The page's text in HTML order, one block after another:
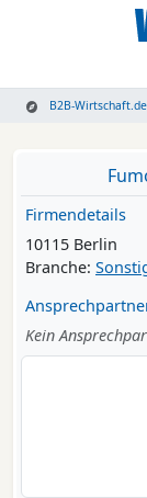
B2B-Wirtschaft.de
Firmendetails
10115 Berlin
Branche:
Kein